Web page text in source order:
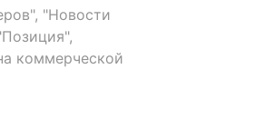
"Новости
коммерческой